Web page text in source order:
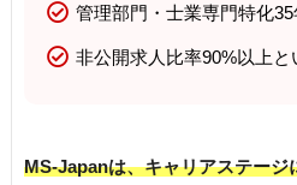
管理部門・士業専門特化
非公開求人比率90%以上
MS-Japanは、キャリアステージ